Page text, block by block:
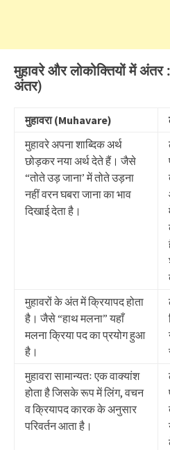
मुहावरे और लोकोक्तियों में
अंतर)
मुहावरा (Muhavare)
मुहावरे अपना शाब्दिक अर्थ
छोड़कर नया अर्थ देते हैं। जैसे
“तोते उड़ जाना’ में तोते उड़ना
नहीं वरन घबरा जाना का भाव
दिखाई देता है।
मुहावरों के अंत में क्रियापद होता
है। जैसे “हाथ मलना” यहाँ
मलना क्रिया पद का प्रयोग हुआ
है।
मुहावरा सामान्यतः एक वाक्यांश
होता है जिसके रूप में लिंग, वचन
व क्रियापद कारक के अनुसार
परिवर्तन आता है।